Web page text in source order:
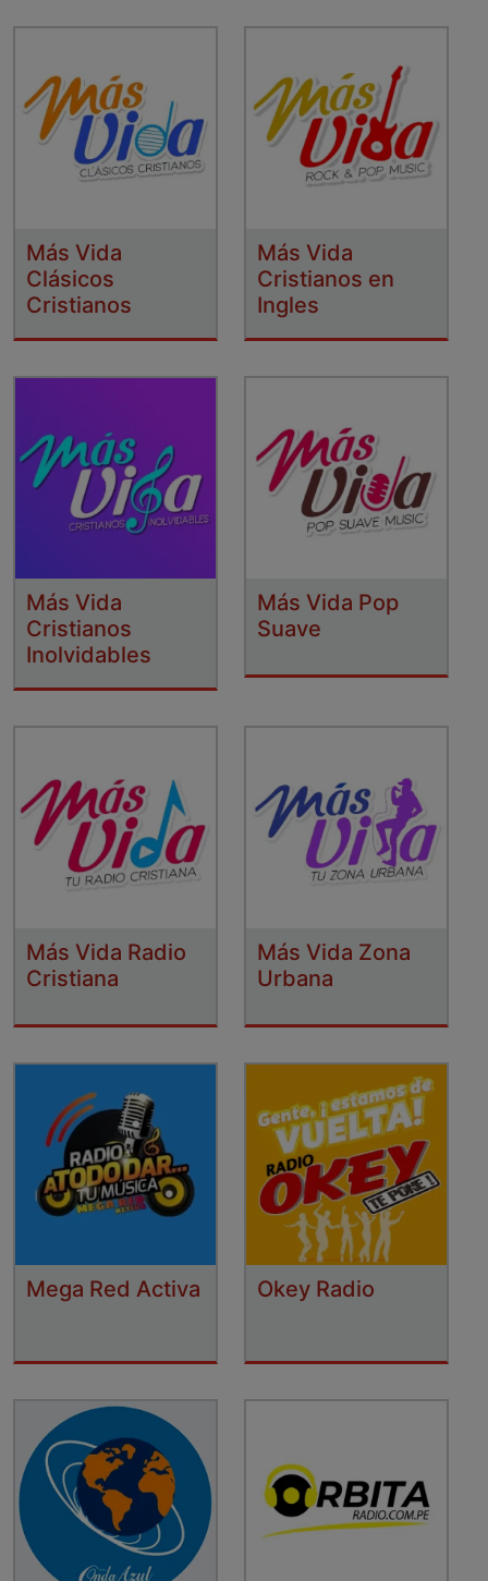
Más Vida
Clásicos
Cristianos
Más Vida
Cristianos en
Ingles
Más Vida
Cristianos
Inolvidables
Más Vida Pop
Suave
Más Vida Radio
Cristiana
Más Vida Zona
Urbana
Mega Red Activa Okey Radio